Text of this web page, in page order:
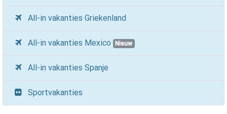
All-in vakanties Griekenland
All-in vakanties Mexico Nieuw
All-in vakanties Spanje
Sportvakanties